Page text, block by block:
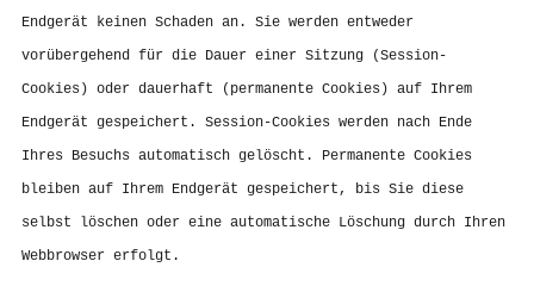
Endgerät keinen Schaden an. Sie werden entweder
vorübergehend für die Dauer einer Sitzung (Session-
Cookies) oder dauerhaft (permanente Cookies) auf Ihrem
Endgerät gespeichert. Session-Cookies werden nach Ende
Ihres Besuchs automatisch gelöscht. Permanente Cookies
bleiben auf Ihrem Endgerät gespeichert, bis Sie diese
selbst löschen oder eine automatische Löschung durch Ihren
Webbrowser erfolgt.